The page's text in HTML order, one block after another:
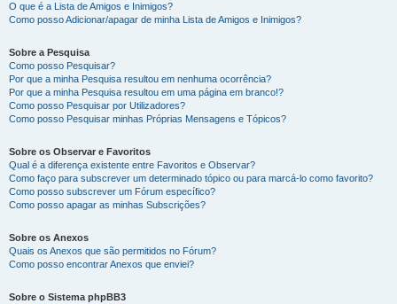
O que é a Lista de Amigos e Inimigos?
Como posso Adicionar/apagar de minha Lista de Amigos e Inimigos?
Sobre a Pesquisa
Como posso Pesquisar?
Por que a minha Pesquisa resultou em nenhuma ocorrência?
Por que a minha Pesquisa resultou em uma página em branco!?
Como posso Pesquisar por Utilizadores?
Como posso Pesquisar minhas Próprias Mensagens e Tópicos?
Sobre os Observar e Favoritos
Qual é a diferença existente entre Favoritos e Observar?
Como faço para subscrever um determinado tópico ou para marcá-lo como favorito?
Como posso subscrever um Fórum específico?
Como posso apagar as minhas Subscrições?
Sobre os Anexos
Quais os Anexos que são permitidos no Fórum?
Como posso encontrar Anexos que enviei?
Sobre o Sistema phpBB3